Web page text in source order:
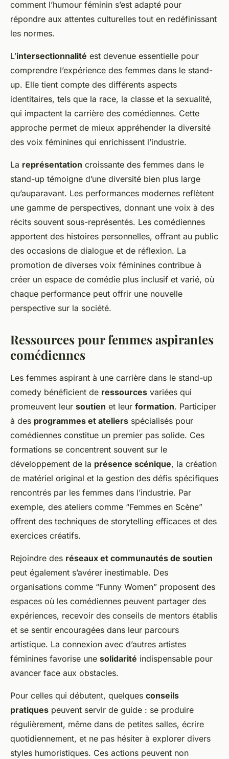
comment l’humour féminin s’est adapté pour
répondre aux attentes culturelles tout en redéfinissant
les normes.
L’intersectionnalité est devenue essentielle pour
comprendre l’expérience des femmes dans le stand-
up. Elle tient compte des différents aspects
identitaires, tels que la race, la classe et la sexualité,
qui impactent la carrière des comédiennes. Cette
approche permet de mieux appréhender la diversité
des voix féminines qui enrichissent l’industrie.
La représentation croissante des femmes dans le
stand-up témoigne d’une diversité bien plus large
qu’auparavant. Les performances modernes reflètent
une gamme de perspectives, donnant une voix à des
récits souvent sous-représentés. Les comédiennes
apportent des histoires personnelles, offrant au public
des occasions de dialogue et de réflexion. La
promotion de diverses voix féminines contribue à
créer un espace de comédie plus inclusif et varié, où
chaque performance peut offrir une nouvelle
perspective sur la société.
Ressources pour femmes aspirantes
comédiennes
Les femmes aspirant à une carrière dans le stand-up
comedy bénéficient de ressources variées qui
promeuvent leur soutien et leur formation. Participer
à des programmes et ateliers spécialisés pour
comédiennes constitue un premier pas solide. Ces
formations se concentrent souvent sur le
développement de la présence scénique, la création
de matériel original et la gestion des défis spécifiques
rencontrés par les femmes dans l’industrie. Par
exemple, des ateliers comme “Femmes en Scène”
offrent des techniques de storytelling efficaces et des
exercices créatifs.
Rejoindre des réseaux et communautés de soutien
peut également s’avérer inestimable. Des
organisations comme “Funny Women” proposent des
espaces où les comédiennes peuvent partager des
expériences, recevoir des conseils de mentors établis
et se sentir encouragées dans leur parcours
artistique. La connexion avec d’autres artistes
féminines favorise une solidarité indispensable pour
avancer face aux obstacles.
Pour celles qui débutent, quelques conseils
pratiques peuvent servir de guide : se produire
régulièrement, même dans de petites salles, écrire
quotidiennement, et ne pas hésiter à explorer divers
styles humoristiques. Ces actions peuvent non